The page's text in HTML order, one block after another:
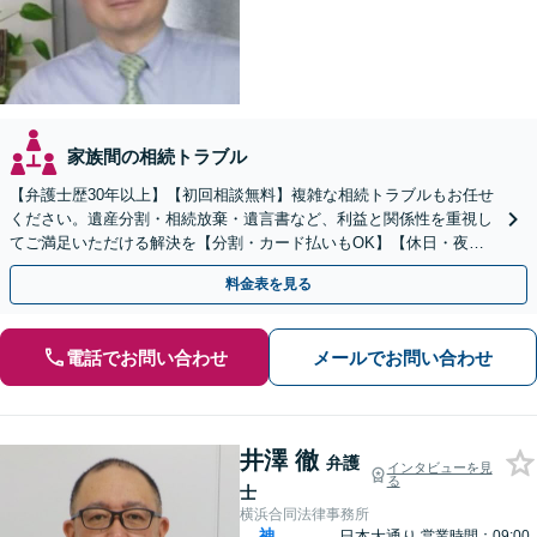
家族間の相続トラブル
【弁護士歴30年以上】【初回相談無料】複雑な相続トラブルもお任せ
ください。遺産分割・相続放棄・遺言書など、利益と関係性を重視し
てご満足いただける解決を【分割・カード払いもOK】【休日・夜間
面談可】【電話・メール・ビデオ面談可】【関内駅4分】
料金表を見る
電話でお問い合わせ メールでお問い合わせ
井澤 徹 弁護
士
インタビューを見
る
横浜合同法律事務所